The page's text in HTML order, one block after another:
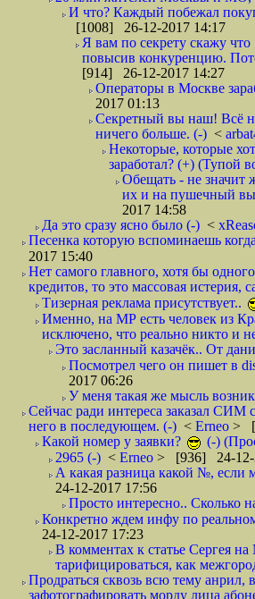
И что? Каждый побежал
[1008] 26-12-2017 14:17
Я вам по секрету скажу
повысив конкуренцию.
[914] 26-12-2017 14:27
Операторы в Москве
2017 01:13
Секретный вы наш! Всё
ничего больше. (-) <
Некоторые, которые
заработал? (+) (Тупой
Обещать - не значит
их и на пушечный
2017 14:58
Да это сразу ясно было (-) <
Песенка которую вспоминаешь
2017 15:40
Нет самого главного, хотя бы
кредитов, то это массовая истерия,
Тизерная реклама присутствует..
Именно, на МР есть человек из
исключено, что реально никто и
Это засланный казачёк.. От
Посмотрел чего он пишет в
2017 06:26
У меня такая же мысль
Сейчас ради интереса заказал
него в последующем. (-) < Erneo >
Какой номер у заявки?
(-)
2965 (-) < Erneo > [936] 24-12-
А какая разница какой №, если
24-12-2017 17:56
Просто интересно.. Сколько
Конкретно ждем инфу по
24-12-2017 17:23
В комментах к статье Сергея
тарифицироваться, как
Продраться сквозь всю тему
зафотографировать морду лица